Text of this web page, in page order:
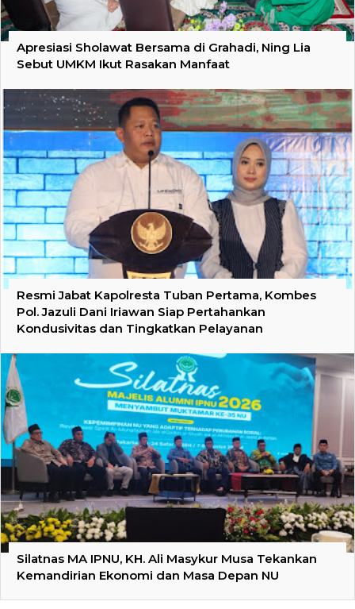
Apresiasi Sholawat Bersama di Grahadi, Ning Lia
Sebut UMKM Ikut Rasakan Manfaat
Resmi Jabat Kapolresta Tuban Pertama, Kombes
Pol. Jazuli Dani Iriawan Siap Pertahankan
Kondusivitas dan Tingkatkan Pelayanan
Silatnas MA IPNU, KH. Ali Masykur Musa Tekankan
Kemandirian Ekonomi dan Masa Depan NU